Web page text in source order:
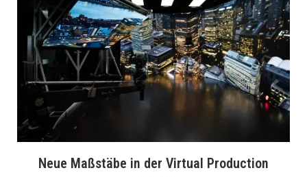
Neue Maßstäbe in der Virtual Production